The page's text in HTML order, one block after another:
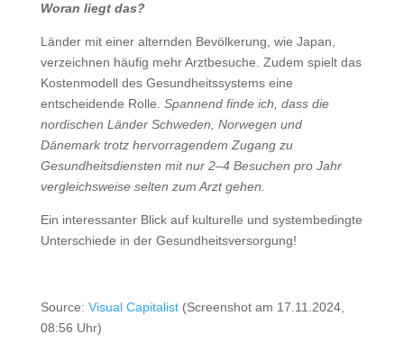
Woran liegt das?
Länder mit einer alternden Bevölkerung, wie Japan,
verzeichnen häufig mehr Arztbesuche. Zudem spielt das
Kostenmodell des Gesundheitssystems eine
entscheidende Rolle. Spannend finde ich, dass die
nordischen Länder Schweden, Norwegen und
Dänemark trotz hervorragendem Zugang zu
Gesundheitsdiensten mit nur 2–4 Besuchen pro Jahr
vergleichsweise selten zum Arzt gehen.
Ein interessanter Blick auf kulturelle und systembedingte
Unterschiede in der Gesundheitsversorgung!
Source: Visual Capitalist(Screenshot am 17.11.2024,
08:56 Uhr)